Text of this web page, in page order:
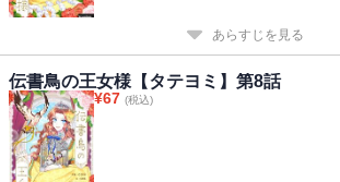
あらすじを見る
伝書鳥の王女様【タテヨミ】第8話
¥67 (税込)